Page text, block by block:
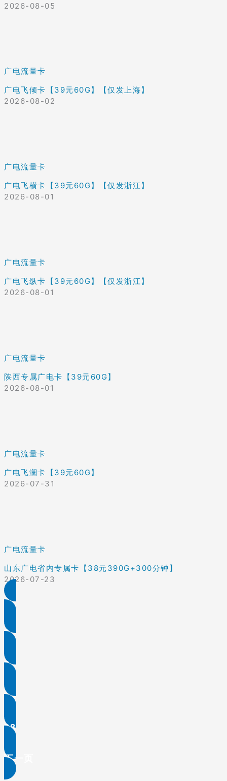
2026-08-05
广电流量卡
广电飞倾卡【39元60G】【仅发上海】
2026-08-02
广电流量卡
广电飞横卡【39元60G】【仅发浙江】
2026-08-01
广电流量卡
广电飞纵卡【39元60G】【仅发浙江】
2026-08-01
广电流量卡
陕西专属广电卡【39元60G】
2026-08-01
广电流量卡
广电飞澜卡【39元60G】
2026-07-31
广电流量卡
山东广电省内专属卡【38元390G+300分钟】
2026-07-23
1
2
3
…
38
下一页